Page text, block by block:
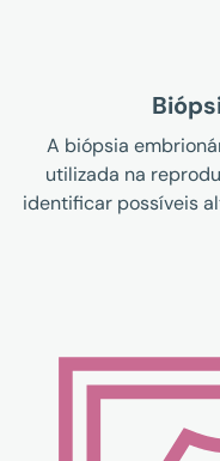
A biópsia
utilizada na
identificar possíveis